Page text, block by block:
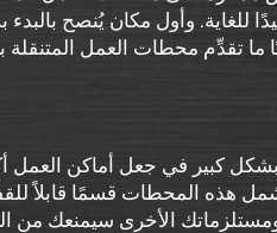
للغاية. وأول مكان يُنصح
ما تقدِّم محطات العمل
كبير في جعل أماكن العمل
هذه المحطات قسمًا قابلاً
الأخرى سيمنعك من